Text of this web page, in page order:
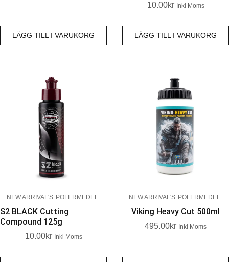
LÄGG TILL I VARUKORG
10.00Kr Inkl Moms
LÄGG TILL I VARUKORG
NEW ARRIVAL'S POLERMEDEL
S2 BLACK Cutting
Compound 125g
10.00Kr Inkl Moms
NEW ARRIVAL'S POLERMEDEL
Viking Heavy Cut 500ml
495.00Kr Inkl Moms